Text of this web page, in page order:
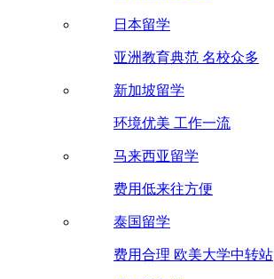
日本留学
亚洲教育典范 名校众多
新加坡留学
环境优美 工作一流
马来西亚留学
费用低来往方便
泰国留学
费用合理 欧美大学中转站